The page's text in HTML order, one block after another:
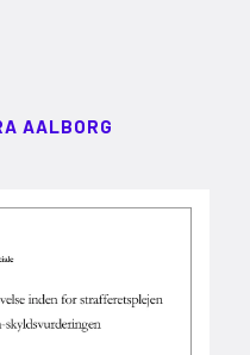
AALBORG